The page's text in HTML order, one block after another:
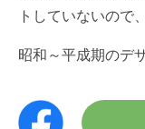
トしていないので
昭和～平成期のデ